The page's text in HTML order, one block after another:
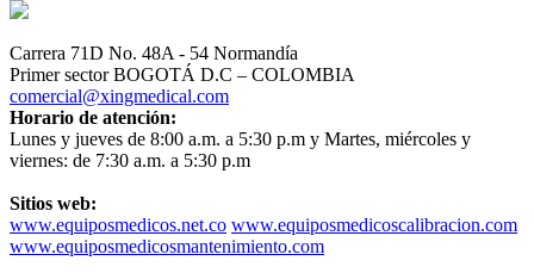
Carrera 71D No. 48A - 54 Normandía
Primer sector BOGOTÁ D.C – COLOMBIA
comercial@xingmedical.com
Horario de atención:
Lunes y jueves de 8:00 a.m. a 5:30 p.m y Martes, miércoles y
viernes: de 7:30 a.m. a 5:30 p.m
Sitios web:
www.equiposmedicos.net.co www.equiposmedicoscalibracion.com
www.equiposmedicosmantenimiento.com